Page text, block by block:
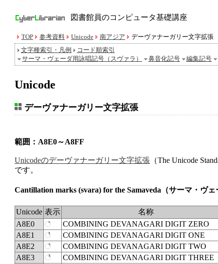
図書館員のコンピュータ基礎講座
TOP 参考資料 Unicode 南アジア
デーヴァナーガリー文字拡張
文字種索引・凡例
コード順索引
サーマ・ヴェーダ用詠唱記号（スヴァラ）
鼻音化記号 編集記号
Unicode
デーヴァナーガリー文字拡張
範囲：A8E0～A8FF
Unicodeのデーヴァナーガリー文字拡張 （The Unicode
です。
Cantillation marks (svara) for the Samaveda （サーマ・ヴ
Unicode 表示
名称
A8E0
◌꣠
COMBINING DEVANAGARI DIGIT ZERO
A8E1
◌꣡
COMBINING DEVANAGARI DIGIT ONE
A8E2
◌꣢
COMBINING DEVANAGARI DIGIT TWO
A8E3
◌꣣
COMBINING DEVANAGARI DIGIT THREE